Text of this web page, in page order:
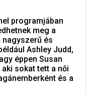
programjában
meg a
nagyszerű és
Ashley Judd,
éppen Susan
sokat tett a női
és a